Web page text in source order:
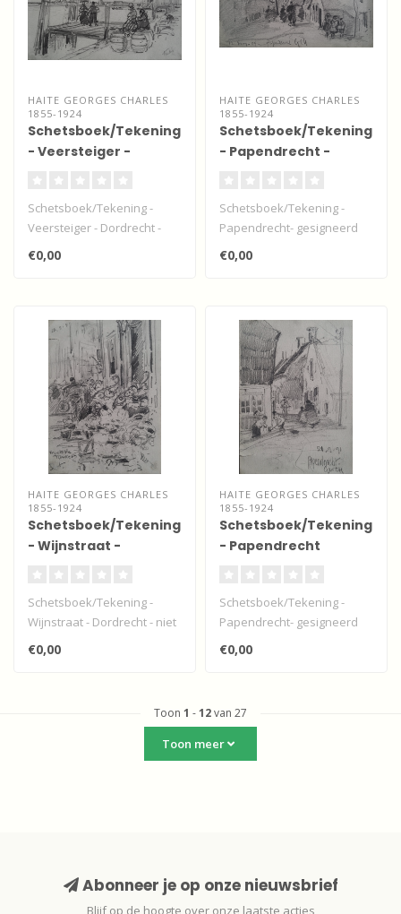
HAITE GEORGES CHARLES
1855-1924
Schetsboek/Tekening
- Veersteiger -
Schetsboek/Tekening -
Veersteiger - Dordrecht -
gesigneerd Geo. C.H.
"Dordrecht ..
€0,00
HAITE GEORGES CHARLES
1855-1924
Schetsboek/Tekening
- Papendrecht -
Schetsboek/Tekening -
Papendrecht- gesigneerd
"Papendracht - G.C.H. 12
May 89" (..
€0,00
HAITE GEORGES CHARLES
1855-1924
Schetsboek/Tekening
- Wijnstraat -
Schetsboek/Tekening -
Wijnstraat - Dordrecht - niet
gesigneerd "Vegetable
market..
€0,00
HAITE GEORGES CHARLES
1855-1924
Schetsboek/Tekening
- Papendrecht
Schetsboek/Tekening -
Papendrecht- gesigneerd
"Papendracht - Geo. C.H. 21-
9-91" ..
€0,00
Toon 1 -12van 27
Toon meer
Abonneer je op onze nieuwsbrief
Blijf op de hoogte over onze laatste acties